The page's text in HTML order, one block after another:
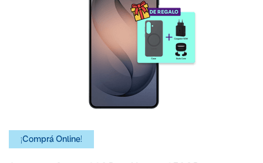
¡Comprá Online!